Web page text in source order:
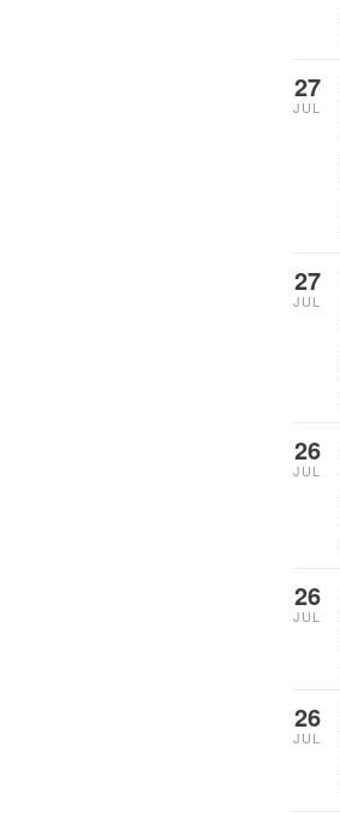
27
JUL
27
JUL
26
JUL
26
JUL
26
JUL